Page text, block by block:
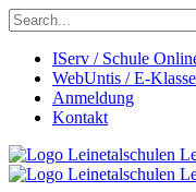
IServ / Schule
WebUntis / E-
Anmeldung
Kontakt
Leinetalschulen
Leinetalschulen